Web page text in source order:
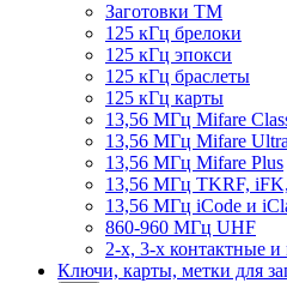
Заготовки ТМ
125 кГц брелоки
125 кГц эпокси
125 кГц браслеты
125 кГц карты
13,56 МГц Mifare
13,56 МГц Mifare
13,56 МГц Mifare Plus
13,56 МГц TKRF,
13,56 МГц iCode и
860-960 МГц UHF
2-х, 3-х контактные
Ключи, карты, метки для